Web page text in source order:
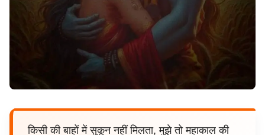
किसी की बाहों में सुकून नहीं मिलता, मुझे तो महाकाल की